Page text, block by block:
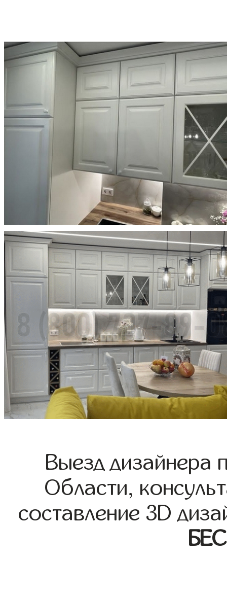
Выезд дизайнера
Области,
составление 3D